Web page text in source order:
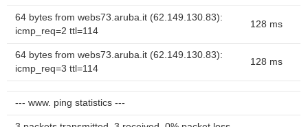
64 bytes from webs73.aruba.it (62.149.130.83):
icmp_req=2 ttl=114
128 ms
64 bytes from webs73.aruba.it (62.149.130.83):
icmp_req=3 ttl=114
128 ms
--- www. ping statistics ---